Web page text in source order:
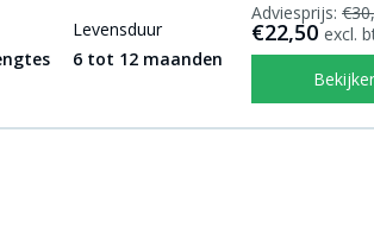
Levensduur
6 tot 12 maanden
Adviesprijs:
€22,50excl.